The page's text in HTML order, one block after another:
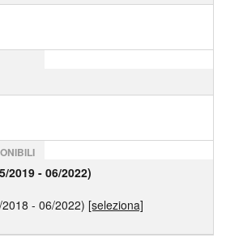
2019 - 06/2022)
- 06/2022) [seleziona]